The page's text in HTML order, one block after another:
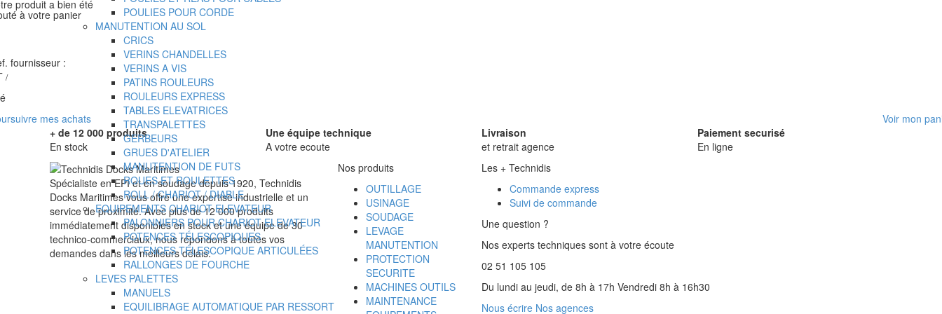
POULIES POUR CORDE
MANUTENTION AU SOL
CRICS
VERINS CHANDELLES
VERINS A VIS
PATINS ROULEURS
ROULEURS EXPRESS
TABLES ELEVATRICES
TRANSPALETTES
GERBEURS
GRUES D'ATELIER
MANUTENTION DE FUTS
ROUES ET ROULETTES
ROLL / CHARIOT / DIABLE
EQUIPEMENTS CHARIOT ELEVATEUR
PALONNIERS POUR CHARIOT ELEVATEUR
POTENCES TÉLESCOPIQUES
POTENCES TÉLESCOPIQUE ARTICULÉES
RALLONGES DE FOURCHE
LEVES PALETTES
MANUELS
EQUILIBRAGE AUTOMATIQUE PAR RESSORT
produit a bien été
à votre panier
fournisseur :
/
mes achats
Voir mon
+ de 12 000 produits
En stock
Une équipe technique
A votre ecoute
Livraison
et retrait agence
Paiement securisé
En ligne
Spécialiste en EPI et en soudage depuis 1920, Technidis
Docks Maritimes vous offre une expertise industrielle et un
service de proximité. Avec plus de 12 000 produits
immédiatement disponibles en stock et une équipe de 30
technico-commerciaux, nous répondons à toutes vos
demandes dans les meilleurs délais.
Nos produits
OUTILLAGE
USINAGE
SOUDAGE
LEVAGE
MANUTENTION
PROTECTION
SECURITE
MACHINES OUTILS
MAINTENANCE
Les + Technidis
Commande express
Suivi de commande
Une question ?
Nos experts techniques sont à votre écoute
02 51 105 105
Du lundi au jeudi, de 8h à 17h Vendredi 8h à 16h30
Nous écrire Nos agences